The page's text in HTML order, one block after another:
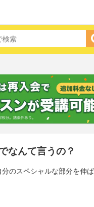
なんて言うの？
のスペシャルな部分を伸